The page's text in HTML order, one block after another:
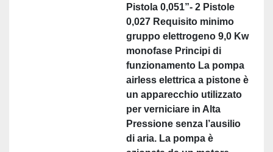
Pistola 0,051”- 2 Pistole
0,027 Requisito minimo
gruppo elettrogeno 9,0 Kw
monofase Principi di
funzionamento La pompa
airless elettrica a pistone è
un apparecchio utilizzato
per verniciare in Alta
Pressione senza l’ausilio
di aria. La pompa è